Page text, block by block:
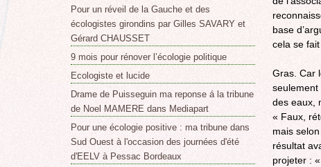
base
cela se
Gras. Car
seulement
des eaux,
« Faux,
mais
résultat
projeter :
Pour un réveil de la Gauche et des
écologistes girondins par Gilles SAVARY et
Gérard CHAUSSET
9 mois pour rénover l’écologie politique
Ecologiste et lucide
Drame de Puisseguin ma reponse á la tribune
de Noel MAMERE dans Mediapart
Pour une écologie positive : ma tribune dans
Sud Ouest à l'occasion des journées d'été
d'EELV à Pessac Bordeaux